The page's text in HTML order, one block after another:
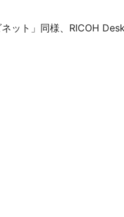
ット」同様、RICOH